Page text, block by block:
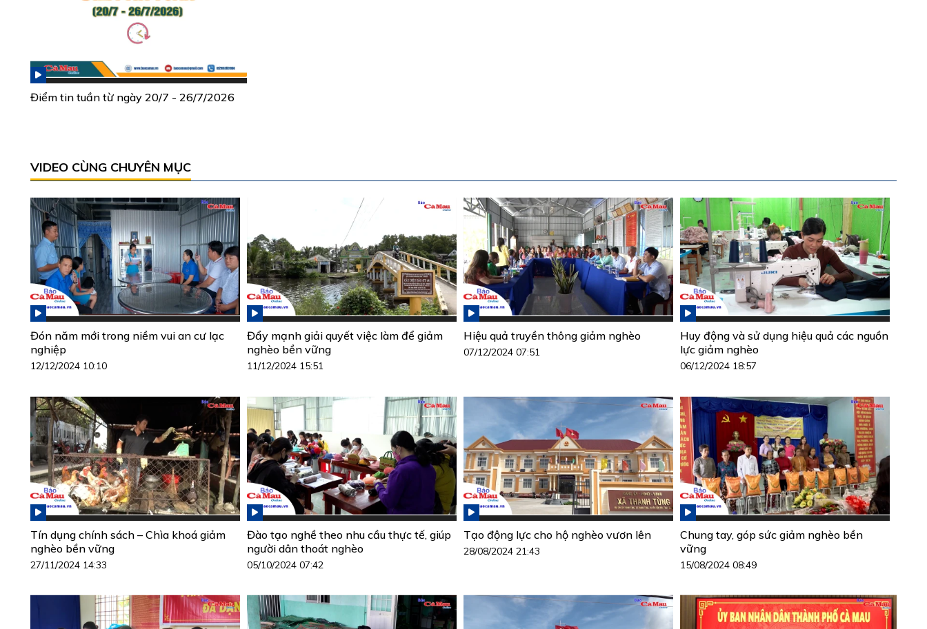
Điểm tin tuần từ ngày 20/7 - 26/7/2026
VIDEO CÙNG CHUYÊN MỤC
Đón năm mới trong niềm vui an cư lạc
nghiệp
12/12/2024 10:10
Đẩy mạnh giải quyết việc làm để giảm
nghèo bền vững
11/12/2024 15:51
Hiệu quả truyền thông giảm nghèo
07/12/2024 07:51
Huy động và sử dụng hiệu quả các nguồn
lực giảm nghèo
06/12/2024 18:57
Tín dụng chính sách – Chìa khoá giảm
nghèo bền vững
27/11/2024 14:33
Đào tạo nghề theo nhu cầu thực tế, giúp
người dân thoát nghèo
05/10/2024 07:42
Tạo động lực cho hộ nghèo vươn lên
28/08/2024 21:43
Chung tay, góp sức giảm nghèo bền
vững
15/08/2024 08:49